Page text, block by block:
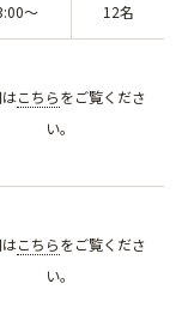
～ 12名
こちらをご覧くださ
い。
こちらをご覧くださ
い。